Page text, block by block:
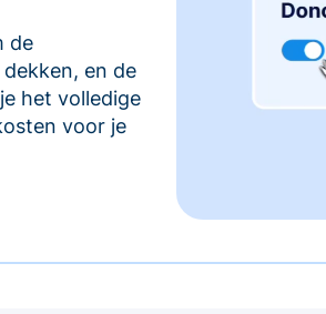
de
en de
het volledige
voor je